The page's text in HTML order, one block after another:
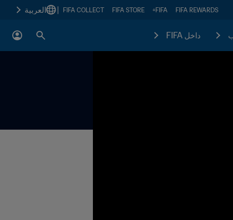
FIFA REWARDS
FIFA+
FIFA STORE
FIFA COLLECT العربية
داخل FIFA